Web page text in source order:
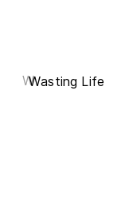
WWasting Life